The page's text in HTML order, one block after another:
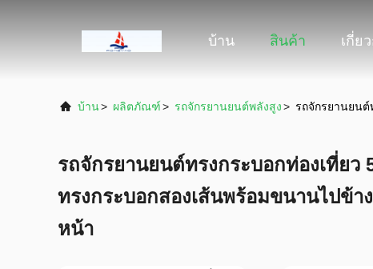
บ้าน สินค้า เกี่ย
บ้าน> ผลิตภัณฑ์> รถจักรยานยนต์พลังสูง> รถจักรยานยนต์
รถจักรยานยนต์ทรงกระบอกท่องเที่ยว
ทรงกระบอกสองเส้นพร้อมขนานไปข้า
หน้า